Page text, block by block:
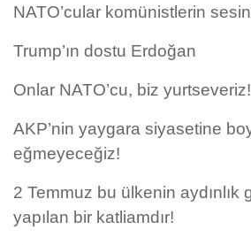
NATO’cular komünistlerin
Trump’ın dostu Erdoğan
Onlar NATO’cu, biz yurtseveriz!
AKP’nin yaygara siyasetine
eğmeyeceğiz!
2 Temmuz bu ülkenin aydınlık
yapılan bir katliamdır!